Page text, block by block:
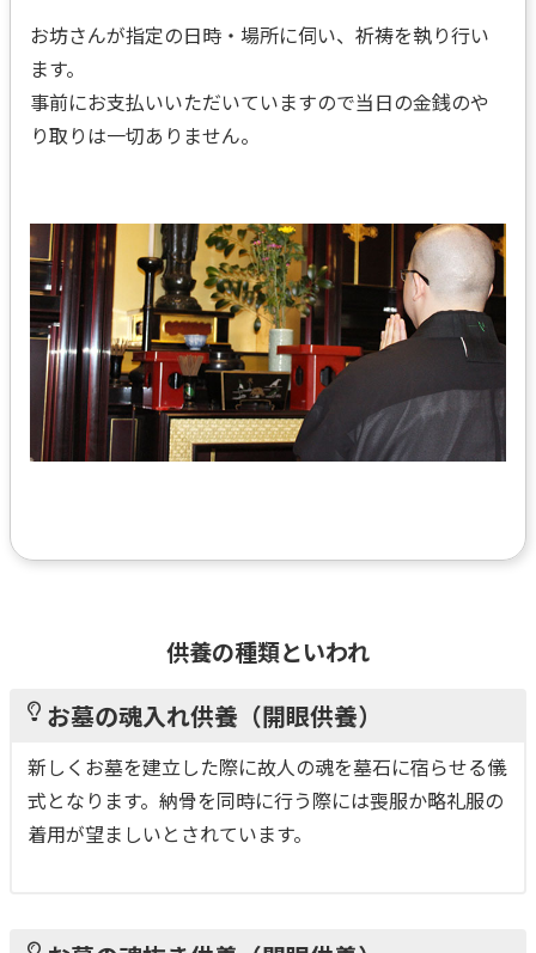
お坊さんが指定の日時・場所に伺い、祈祷を執り行い
ます。
事前にお支払いいただいていますので当日の金銭のや
り取りは一切ありません。
供養の種類といわれ
お墓の魂入れ供養（開眼供養）
新しくお墓を建立した際に故人の魂を墓石に宿らせる儀
式となります。納骨を同時に行う際には喪服か略礼服の
着用が望ましいとされています。